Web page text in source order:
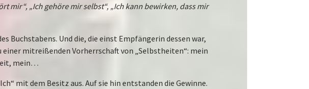
mir“, „Ich gehöre mir selbst“, „Ich kann bewirken, dass mir
Buchstabens. Und die, die einst Empfängerin dessen war,
einer mitreißenden Vorherrschaft von „Selbstheiten“: mein
mein…
mit dem Besitz aus. Auf sie hin entstanden die Gewinne.